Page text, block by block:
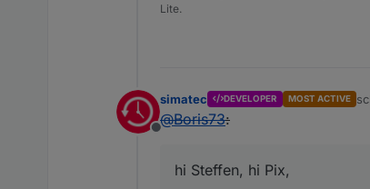
Lite.
Offline
simatec DEVELOPER MOST ACTIVE
@Boris73:
hi Steffen, hi Pix,